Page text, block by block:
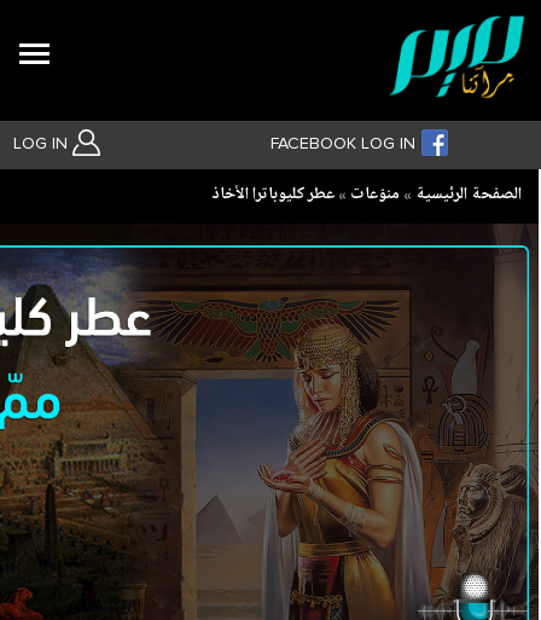
LOG IN FACEBOOK LOG IN
بحث متقدم
Breadcrumb
الصفحة الرئيسية منوّعات عطر كليوباترا الأخاذ